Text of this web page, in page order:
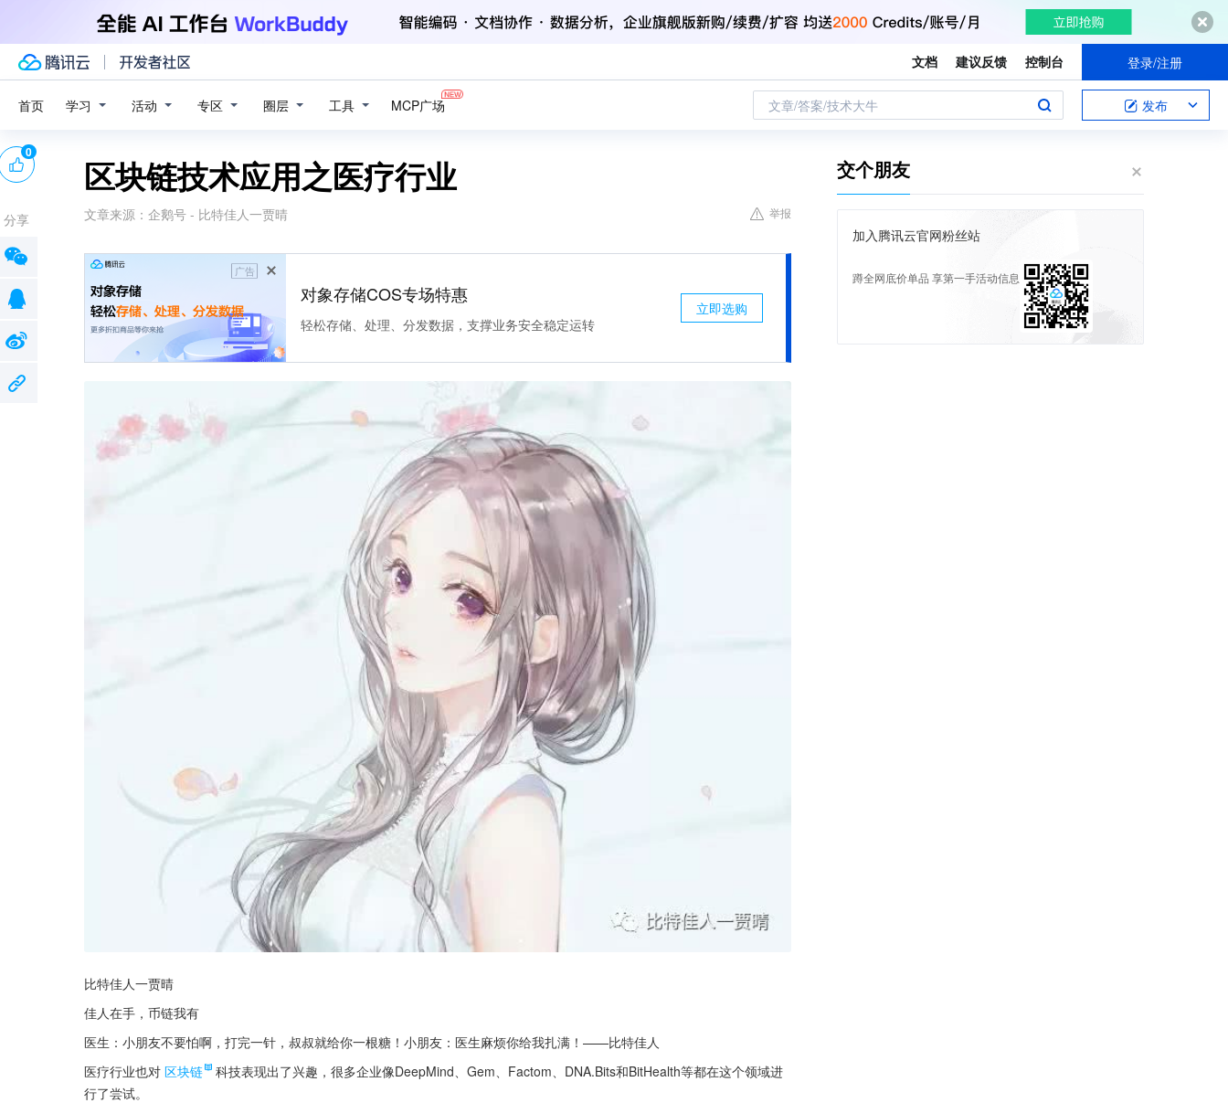
文档 建议反馈 控制台 登录/注册
首页 学习 活动 专区 圈层 工具 MCP广场 文章/答案/技术大牛 发布
区块链技术应用之医疗行业
文章来源： 企鹅号 - 比特佳人一贾晴 举报
广告
对象存储COS专场特惠
轻松存储、处理、分发数据，支撑业务安全稳定运转
立即选购
比特佳人一贾晴
佳人在手，币链我有
医生：小朋友不要怕啊，打完一针，叔叔就给你一根糖！小朋友：医生麻烦你给我扎满！——比特佳人
医疗行业也对 区块链
科技表现出了兴趣，很多企业像DeepMind、Gem、Factom、DNA.Bits和BitHealth等都在这个领域进
行了尝试。
0
分享
交个朋友
加入腾讯云官网粉丝站
蹲全网底价单品 享第一手活动信息